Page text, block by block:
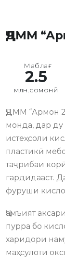
ҶДММ
Маблағ
2.5
млн.сомонӣ
ҶДММ “Армон
монда, дар ду
истеҳсоли
пластикӣ
таҷрибаи
гардидааст.
фуруши
Ҷамъият
пурра бо
харидори
маҳсулоти